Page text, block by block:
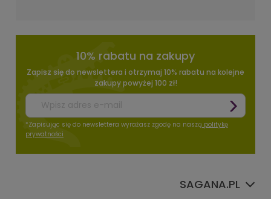
10% rabatu na zakupy
Zapisz się do newslettera i otrzymaj 10% rabatu na kolejne
zakupy powyżej 100 zł!
*Zapisując się do newslettera wyrażasz zgodę na naszą politykę
prywatności
SAGANA.PL